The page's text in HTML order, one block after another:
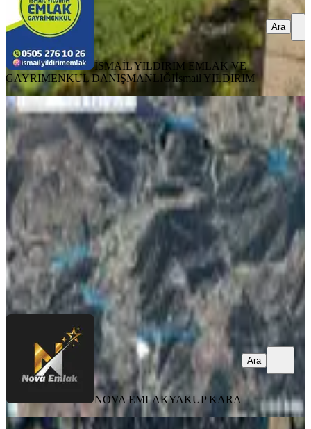
İSMAİL YILDIRIM EMLAK VE
GAYRIMENKUL DANIŞMANLIĞIİsmail YILDIRIM
Ara
TAKASLI
Yenidemir Yoluna Sıfır Tek Tapulu
Satılık Tarla
Onikişubat, Yenidemir Mahallesi
4334 m²
1.384/m²·09.07.2026
6.000.000 ₺
NOVA EMLAK YAKUP KARA
Ara
NOVA EMLAKYAKUP KARA
Ara